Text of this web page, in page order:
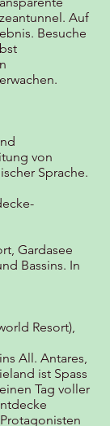
Auf
Besuche
von
Sprache.
Gardasee
Bassins. In
Resort),
All. Antares,
ist Spass
Tag voller